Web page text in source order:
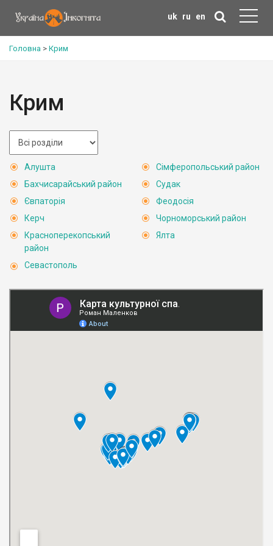
uk ru en
Головна > Крим
Крим
Алушта
Бахчисарайський район
Євпаторія
Керч
Красноперекопський
район
Севастополь
Сімферопольський район
Судак
Феодосія
Чорноморський район
Ялта